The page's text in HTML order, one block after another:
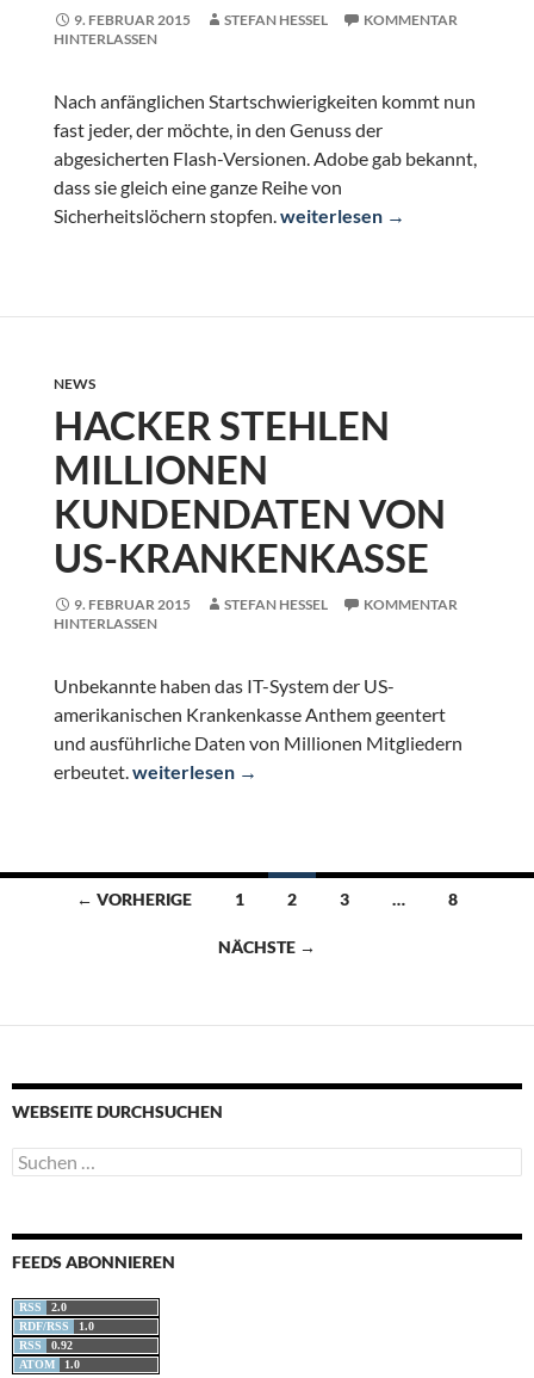
9. FEBRUAR 2015 STEFAN HESSEL
KOMMENTAR
HINTERLASSEN
Nach anfänglichen Startschwierigkeiten kommt nun
fast jeder, der möchte, in den Genuss der
abgesicherten Flash-Versionen. Adobe gab bekannt,
dass sie gleich eine ganze Reihe von
Sicherheitslöchern stopfen.Flash-Update schließt
weiterlesen →
NEWS
HACKER STEHLEN
MILLIONEN
KUNDENDATEN VON
US-KRANKENKASSE
9. FEBRUAR 2015 STEFAN HESSEL
KOMMENTAR
HINTERLASSEN
Unbekannte haben das IT-System der US-
amerikanischen Krankenkasse Anthem geentert
und ausführliche Daten von Millionen Mitgliedern
erbeutet.Hacker stehlen Millionen Kundendaten von
weiterlesen →
Beitragsnavigation
← VORHERIGE 1 2 3 … 8
NÄCHSTE →
WEBSEITE DURCHSUCHEN
Suchen
nach:
FEEDS ABONNIEREN
RSS
2.0
RDF/RSS
1.0
RSS
0.92
ATOM
1.0